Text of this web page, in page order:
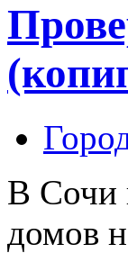
В Сочи
домов